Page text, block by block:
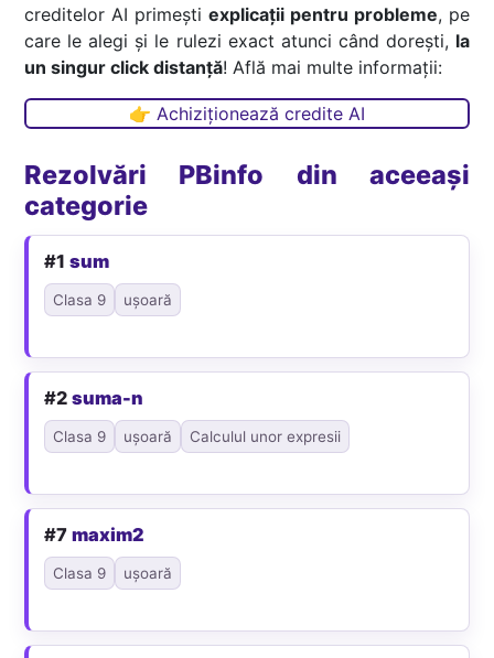
creditelor AI primești explicații pentru probleme, pe
care le alegi și le rulezi exact atunci când dorești, la
un singur click distanță! Află mai multe informații:
👉 Achiziționează credite AI
Rezolvări PBinfo din aceeași
categorie
#1sum
Clasa 9 ușoară
#2suma-n
Clasa 9 ușoară Calculul unor expresii
#7maxim2
Clasa 9 ușoară